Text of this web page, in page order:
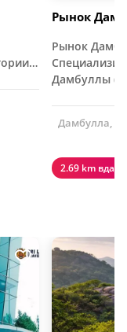
Рынок
Рынок
Дамбуллы
Дамбулла,
2.69 km вдали